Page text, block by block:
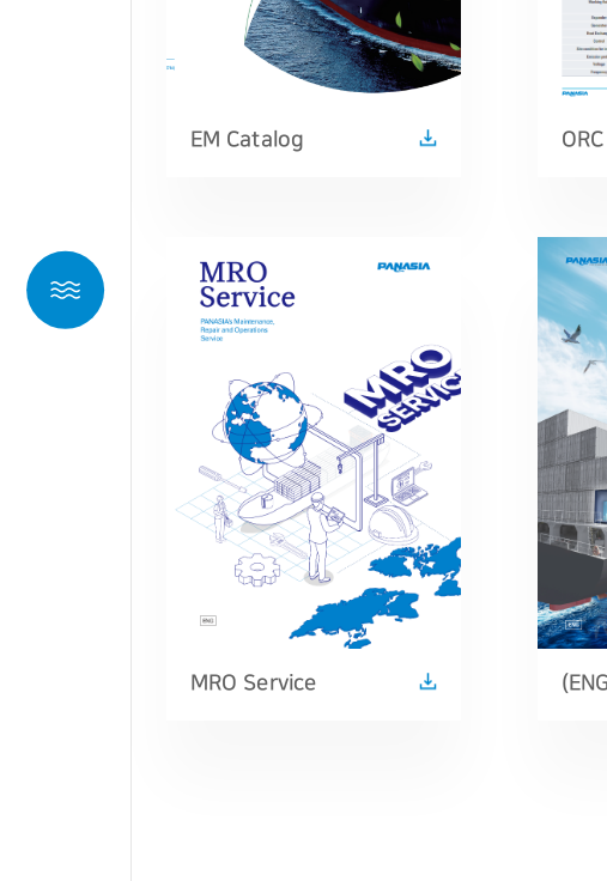
EM Catalog ORC
MRO Service